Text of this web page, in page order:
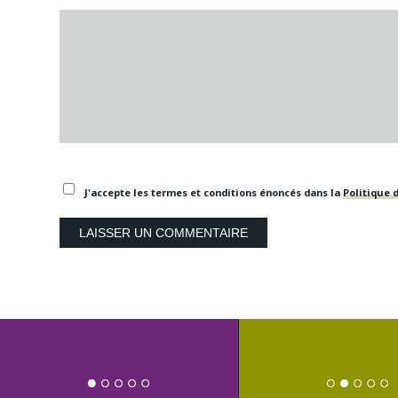
J'accepte les termes et conditions énoncés dans la Politique